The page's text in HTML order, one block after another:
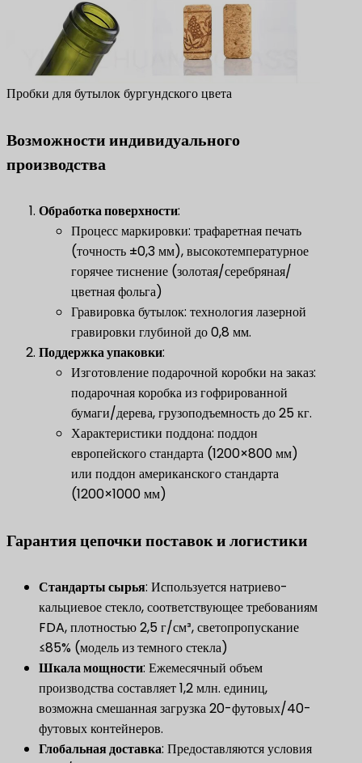
Пробки для бутылок бургундского цвета
Возможности индивидуального
производства
​Обработка поверхности​​:
Процесс маркировки: трафаретная печать
(точность ±0,3 мм), высокотемпературное
горячее тиснение (золотая/серебряная/
цветная фольга)
Гравировка бутылок: технология лазерной
гравировки глубиной до 0,8 мм.
​Поддержка упаковки​​:
Изготовление подарочной коробки на заказ:
подарочная коробка из гофрированной
бумаги/дерева, грузоподъемность до 25 кг.
Характеристики поддона: поддон
европейского стандарта (1200×800 мм)
или поддон американского стандарта
(1200×1000 мм)
Гарантия цепочки поставок и логистики
​Стандарты сырья​​: Используется натриево-
кальциевое стекло, соответствующее требованиям
FDA, плотностью 2,5 г/см³, светопропускание
≤85% (модель из темного стекла)
​Шкала мощности​​: Ежемесячный объем
производства составляет 1,2 млн. единиц,
возможна смешанная загрузка 20-футовых/40-
футовых контейнеров.
​Глобальная доставка​​: Предоставляются условия